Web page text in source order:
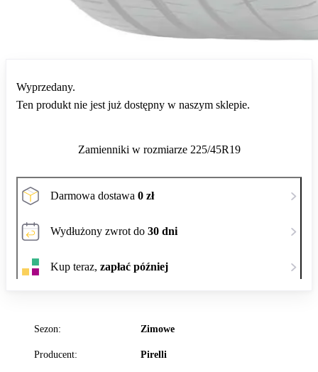
Sezon: Zimowe
Producent: Pirelli
Wyprzedany.
Ten produkt nie jest już dostępny w naszym sklepie.
Zamienniki w rozmiarze 225/45R19
Darmowa dostawa 0 zł
Wydłużony zwrot do 30 dni
Kup teraz, zapłać później